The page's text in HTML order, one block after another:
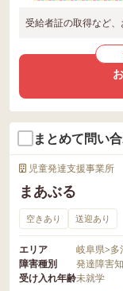
受給者証の取得など、
まとめて問い
児童発達支援事業所
まあぶる
空きあり 送迎あり
エリア 岐阜県>多
障害種別
発達障害
受け入れ年齢未就学